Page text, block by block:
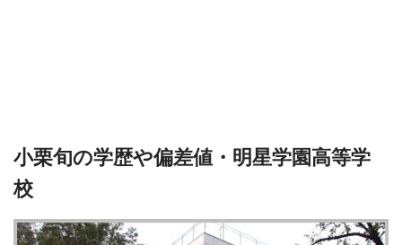
小栗旬の学歴や偏差値・明星学園高等学
校